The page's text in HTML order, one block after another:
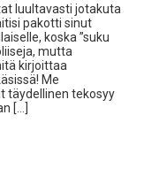
luultavasti jotakuta
pakotti sinut
koska ”suku
mutta
kirjoittaa
Me
täydellinen tekosyy
[…]